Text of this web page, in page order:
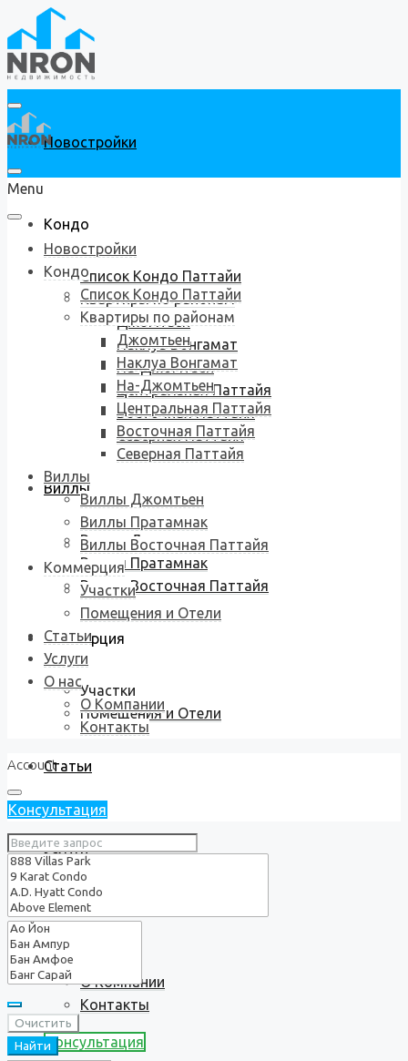
Новостройки
Кондо
Список Кондо Паттайи
Квартиры по районам
Джомтьен
Наклуа Вонгамат
На-Джомтьен
Центральная Паттайя
Восточная Паттайя
Северная Паттайя
Виллы
Виллы Джомтьен
Виллы Пратамнак
Виллы Восточная Паттайя
Коммерция
Участки
Помещения и Отели
Статьи
Услуги
О нас
О Компании
Контакты
Консультация
Menu
Новостройки
Кондо
Список Кондо Паттайи
Квартиры по районам
Джомтьен
Наклуа Вонгамат
На-Джомтьен
Центральная Паттайя
Восточная Паттайя
Северная Паттайя
Виллы
Виллы Джомтьен
Виллы Пратамнак
Виллы Восточная Паттайя
Коммерция
Участки
Помещения и Отели
Статьи
Услуги
О нас
О Компании
Контакты
Account
Консультация
Очистить
Найти